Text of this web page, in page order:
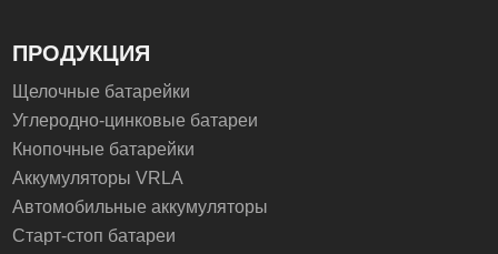
ПРОДУКЦИЯ
Щелочные батарейки
Углеродно-цинковые батареи
Кнопочные батарейки
Аккумуляторы VRLA
Автомобильные аккумуляторы
Старт-стоп батареи